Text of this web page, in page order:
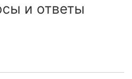
и ответы